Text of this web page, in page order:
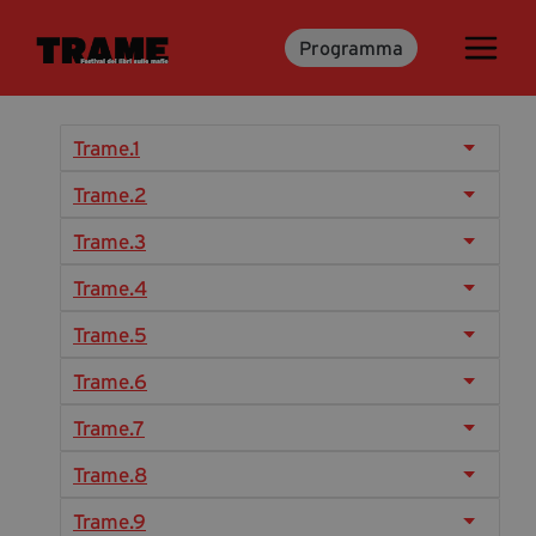
Programma
Trame.15
Ospiti
Media & Press
Cartella Stampa
Rassegna Stampa
Partecipa
Trame.1
Trame.2
Trame.3
Trame.4
Trame.5
Trame.6
Trame.7
Trame.8
Trame.9